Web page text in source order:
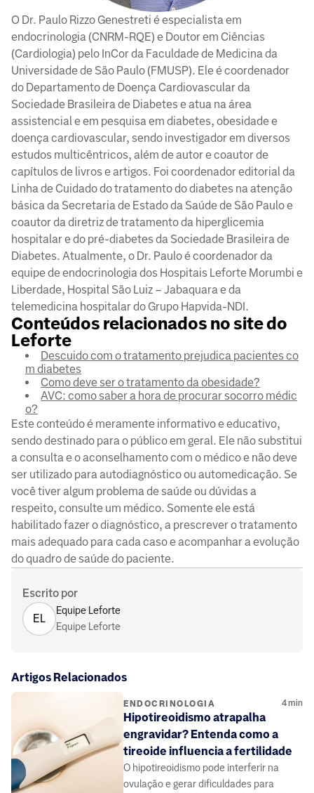
O Dr. Paulo Rizzo Genestreti é especialista em
endocrinologia (CNRM-RQE) e Doutor em Ciências
(Cardiologia) pelo InCor da Faculdade de Medicina da
Universidade de São Paulo (FMUSP). Ele é coordenador
do Departamento de Doença Cardiovascular da
Sociedade Brasileira de Diabetes e atua na área
assistencial e em pesquisa em diabetes, obesidade e
doença cardiovascular, sendo investigador em diversos
estudos multicêntricos, além de autor e coautor de
capítulos de livros e artigos. Foi coordenador editorial da
Linha de Cuidado do tratamento do diabetes na atenção
básica da Secretaria de Estado da Saúde de São Paulo e
coautor da diretriz de tratamento da hiperglicemia
hospitalar e do pré-diabetes da Sociedade Brasileira de
Diabetes. Atualmente, o Dr. Paulo é coordenador da
equipe de endocrinologia dos Hospitais Leforte Morumbi e
Liberdade, Hospital São Luiz – Jabaquara e da
telemedicina hospitalar do Grupo Hapvida-NDI.
Conteúdos relacionados no site do
Leforte
Descuido com o tratamento prejudica pacientes co
m diabetes
Como deve ser o tratamento da obesidade?
AVC: como saber a hora de procurar socorro médic
o?
Este conteúdo é meramente informativo e educativo,
sendo destinado para o público em geral. Ele não substitui
a consulta e o aconselhamento com o médico e não deve
ser utilizado para autodiagnóstico ou automedicação. Se
você tiver algum problema de saúde ou dúvidas a
respeito, consulte um médico. Somente ele está
habilitado fazer o diagnóstico, a prescrever o tratamento
mais adequado para cada caso e acompanhar a evolução
do quadro de saúde do paciente.
Escrito por
EL
Equipe Leforte
Equipe Leforte
Artigos Relacionados
ENDOCRINOLOGIA 4min
Hipotireoidismo atrapalha
engravidar? Entenda como a
tireoide influencia a fertilidade
O hipotireoidismo pode interferir na
ovulação e gerar dificuldades para